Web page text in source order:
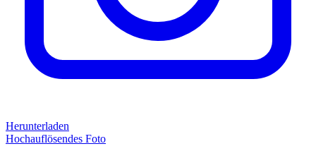
Herunterladen
Hochauflösendes Foto